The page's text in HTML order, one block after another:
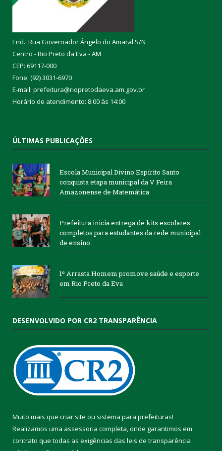
End.: Rua Governador Ângelo do Amaral S/N
Centro - Rio Preto da Eva - AM
CEP: 69117-000
Fone: (92) 3031-6970
E-mail: prefeitura@riopretodaeva.am.gov.br
Horário de atendimento: 8:00 às 14:00
ÚLTIMAS PUBLICAÇÕES
Escola Municipal Divino Espírito Santo
conquista etapa municipal da V Feira
Amazonense de Matemática
Prefeitura inicia entrega de kits escolares
completos para estudantes da rede municipal
de ensino
1º Arrasta Homem promove saúde e esporte
em Rio Preto da Eva
DESENVOLVIDO POR CR2 TRANSPARÊNCIA
Muito mais que criar site ou sistema para prefeituras!
Realizamos uma assessoria completa, onde garantimos em
contrato que todas as exigências das leis de transparência